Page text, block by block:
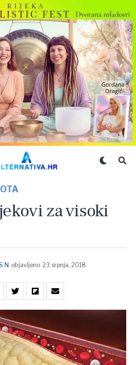
za visoki
N objavljeno 23 srpnja, 2018